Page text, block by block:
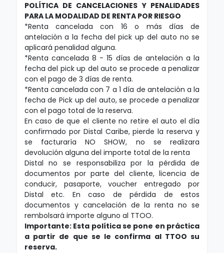
POLÍTICA DE CANCELACIONES Y PENALIDADES
PARA LA MODALIDAD DE RENTA POR RIESGO
*Renta cancelada con 16 o más días de
antelación a la fecha del pick up del auto no se
aplicará penalidad alguna.
*Renta cancelada 8 - 15 días de antelación a la
fecha del pick up del auto se procede a penalizar
con el pago de 3 días de renta.
*Renta cancelada con 7 a 1 día de antelación a la
fecha de Pick up del auto, se procede a penalizar
con el pago total de la reserva.
En caso de que el cliente no retire el auto el día
confirmado por Distal Caribe, pierde la reserva y
se facturaría NO SHOW, no se realizara
devolución alguna del importe total de la renta
Distal no se responsabiliza por la pérdida de
documentos por parte del cliente, licencia de
conducir, pasaporte, voucher entregado por
Distal etc. En caso de pérdida de estos
documentos y cancelación de la renta no se
rembolsará importe alguno al TTOO.
Importante: Esta política se pone en práctica
a partir de que se le confirma al TTOO su
reserva.